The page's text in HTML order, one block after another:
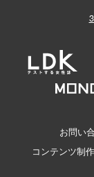
お問い
コンテンツ制